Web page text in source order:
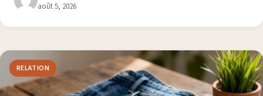
août 5, 2026
RELATION